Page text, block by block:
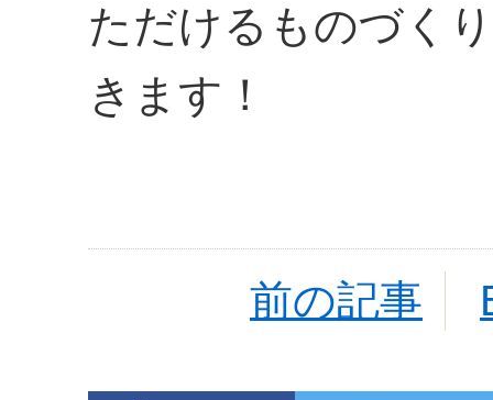
ただけるものづく
きます！
前の記事